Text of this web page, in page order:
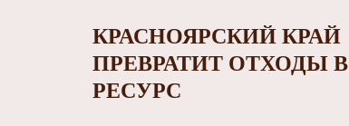
КРАСНОЯРСКИЙ КРАЙ
ПРЕВРАТИТ ОТХОДЫ В
РЕСУРС